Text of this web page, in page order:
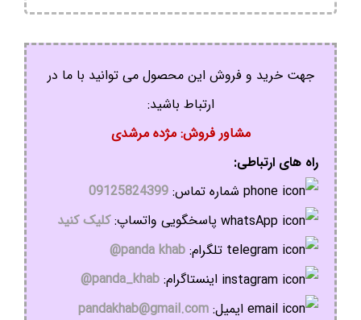
جهت خرید و فروش این محصول می توانید با ما در
ارتباط باشید:
مشاور فروش: مژده مرشدی
راه های ارتباطی:
شماره تماس: 09125824399
پاسخگویی واتساپ:کلیک کنید
تلگرام: panda khab@
اینستاگرام: panda_khab@
ایمیل: pandakhab@gmail.com